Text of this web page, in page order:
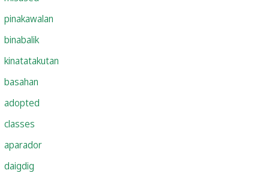
pinakawalan
binabalik
kinatatakutan
basahan
adopted
classes
aparador
daigdig